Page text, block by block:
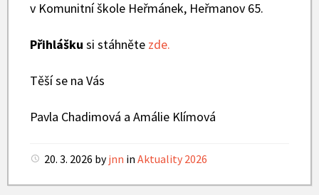
v Komunitní škole Heřmánek, Heřmanov 65.
Přihlášku si stáhněte zde.
Těší se na Vás
Pavla Chadimová a Amálie Klímová
20. 3. 2026 by jnn in Aktuality 2026